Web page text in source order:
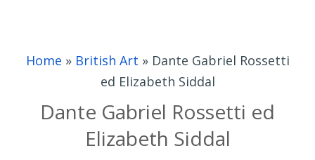
Home » British Art » Dante Gabriel Rossetti
ed Elizabeth Siddal
Dante Gabriel Rossetti ed
Elizabeth Siddal